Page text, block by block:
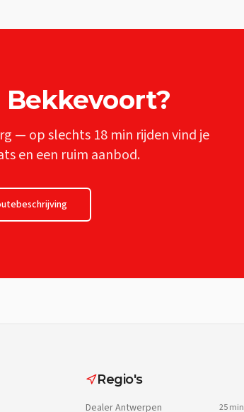
Bekkevoort?
— op slechts 18 min rijden vind je
en een ruim aanbod.
Regio's
DealerAntwerpen 25 min